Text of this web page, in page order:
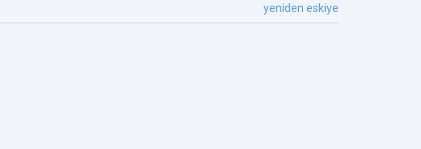
yeniden eskiye